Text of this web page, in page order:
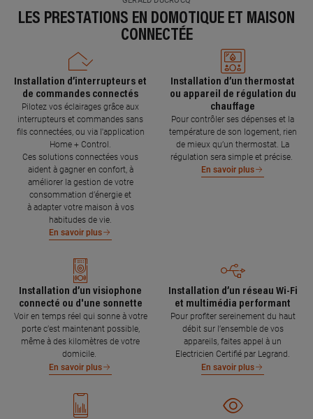
LES PRESTATIONS EN DOMOTIQUE ET MAISON
CONNECTÉE
Installation d’interrupteurs et
de commandes connectés
Pilotez vos éclairages grâce aux
interrupteurs et commandes sans
fils connectées, ou via l'application
Home + Control.
Ces solutions connectées vous
aident à gagner en confort, à
améliorer la gestion de votre
consommation d’énergie et
à adapter votre maison à vos
habitudes de vie.
En savoir plus
Installation d’un thermostat
ou appareil de régulation du
chauffage
Pour contrôler ses dépenses et la
température de son logement, rien
de mieux qu’un thermostat. La
régulation sera simple et précise.
En savoir plus
Installation d’un visiophone
connecté ou d'une sonnette
Voir en temps réel qui sonne à votre
porte c’est maintenant possible,
même à des kilomètres de votre
domicile.
En savoir plus
Installation d’un réseau Wi-Fi
et multimédia performant
Pour profiter sereinement du haut
débit sur l’ensemble de vos
appareils, faites appel à un
Electricien Certifié par Legrand.
En savoir plus